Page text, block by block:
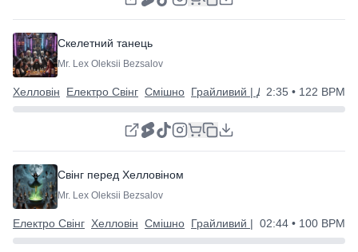
Скелетний танець
Mr. Lex Oleksii Bezsalov
Хелловін Електро Свінг Смішно Грайливий | Дивний | Щасливий
2:35 • 122 BPM
Свінг перед Хелловіном
Mr. Lex Oleksii Bezsalov
Електро Свінг Хелловін Смішно Грайливий | Дивний | Щасливий
02:44 • 100 BPM